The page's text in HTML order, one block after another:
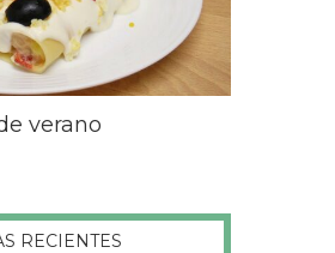
verano
RECIENTES